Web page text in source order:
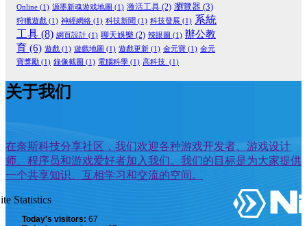
Online (1) 源墨新魂遊戏地圖 (1) 激活工具 (2) 瀏覽器 (3)
狩獵遊戲 (1) 神經網絡 (1) 科技新聞 (1) 科技發展 (1) 系統
工具 (8) 網頁設計 (1) 聊天娛樂 (2) 辣眼圖 (1) 辦公教
育 (6) 遊戲 (1) 遊戲地圖 (1) 遊戲更新 (1) 金元寶 (1) 金元
寶獎勵 (1) 錄像截圖 (1) 電腦科學 (1) 高科技. (1)
关于我们
在奈斯科技分享社区，我们欢迎各种游戏开发者、游戏设计
师、程序员和游戏爱好者加入我们。我们的目标是为大家提供
一个共享知识、互相学习和交流的空间。
Statistics
Today's visitors: 67